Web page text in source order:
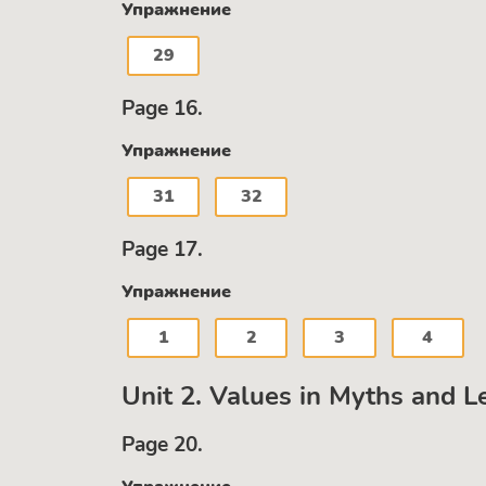
Упражнение
29
Page 16.
Упражнение
31
32
Page 17.
Упражнение
1
2 3 4
Unit 2. Values in Myths and
Page 20.